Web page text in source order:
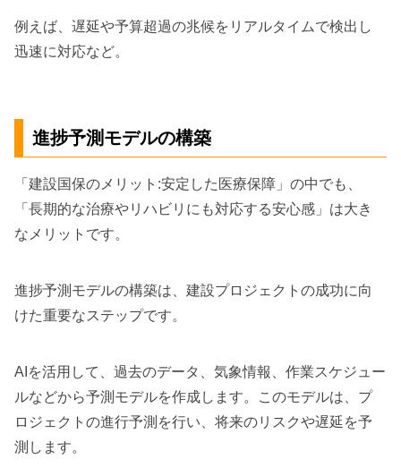
例えば、遅延や予算超過の兆候をリアルタイムで検出し
迅速に対応など。
進捗予測モデルの構築
「建設国保のメリット:安定した医療保障」の中でも、
「長期的な治療やリハビリにも対応する安心感」は大き
なメリットです。
進捗予測モデルの構築は、建設プロジェクトの成功に向
けた重要なステップです。
AIを活用して、過去のデータ、気象情報、作業スケジュー
ルなどから予測モデルを作成します。このモデルは、プ
ロジェクトの進行予測を行い、将来のリスクや遅延を予
測します。